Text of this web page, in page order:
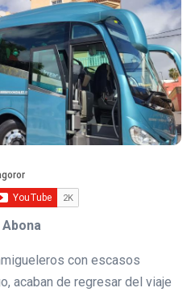
Abona
con escasos
acaban de regresar del viaje